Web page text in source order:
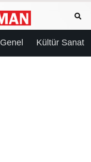
Genel Kültür Sanat